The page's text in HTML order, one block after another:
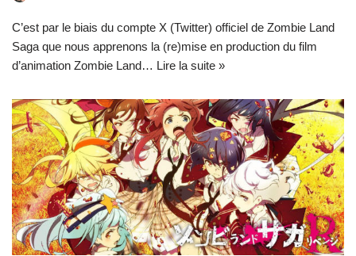
C’est par le biais du compte X (Twitter) officiel de Zombie Land
Saga que nous apprenons la (re)mise en production du film
d’animation Zombie Land… Lire la suite »